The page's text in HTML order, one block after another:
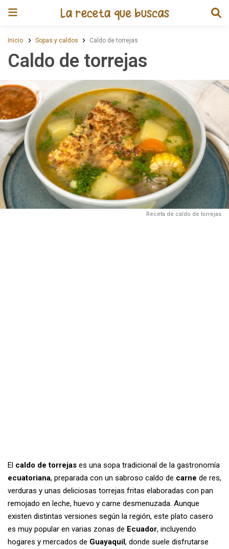
Inicio Sopas y caldos Caldo de torrejas
Caldo de torrejas
Receta de caldo de torrejas
El caldo de torrejas es una sopa tradicional de la gastronomía
ecuatoriana, preparada con un sabroso caldo de carne de res,
verduras y unas deliciosas torrejas fritas elaboradas con pan
remojado en leche, huevo y carne desmenuzada. Aunque
existen distintas versiones según la región, este plato casero
es muy popular en varias zonas de Ecuador, incluyendo
hogares y mercados de Guayaquil, donde suele disfrutarse